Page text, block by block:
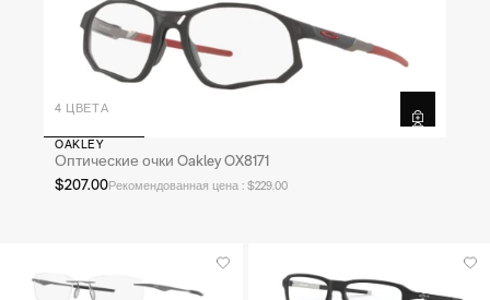
4 ЦВЕТА
OAKLEY
Оптические очки Oakley OX8171
$207.00Рекомендованная цена : $229.00